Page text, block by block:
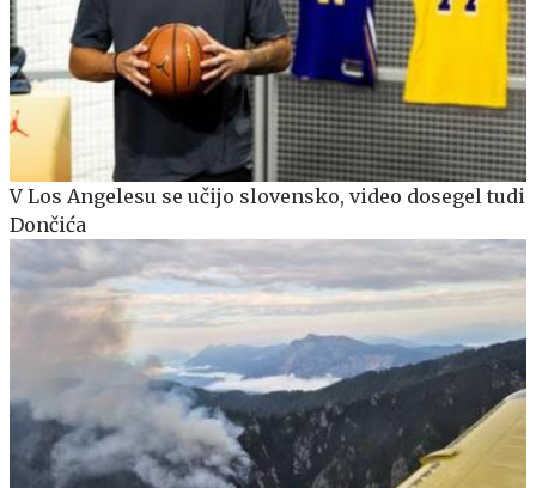
V Los Angelesu se učijo slovensko, video dosegel tudi
Dončića